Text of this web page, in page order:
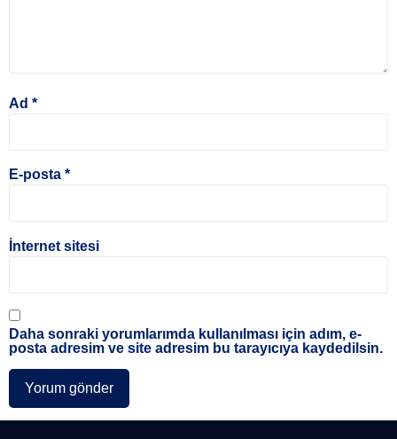
Ad *
E-posta *
İnternet sitesi
Daha sonraki yorumlarımda kullanılması için adım, e-
posta adresim ve site adresim bu tarayıcıya kaydedilsin.